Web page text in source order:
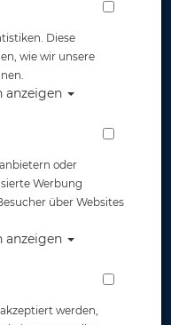
Left -5.0
Diese
wie wir unsere
anzeigen
oder
Werbung
über Websites
anzeigen
werden,